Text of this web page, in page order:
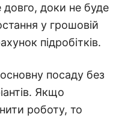
доки не буде
у грошовій
підробітків.
посаду без
Якщо
роботу, то